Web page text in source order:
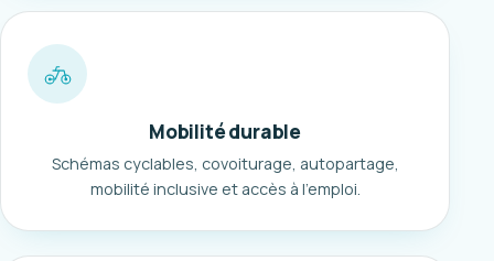
Mobilité durable
Schémas cyclables, covoiturage, autopartage,
mobilité inclusive et accès à l'emploi.